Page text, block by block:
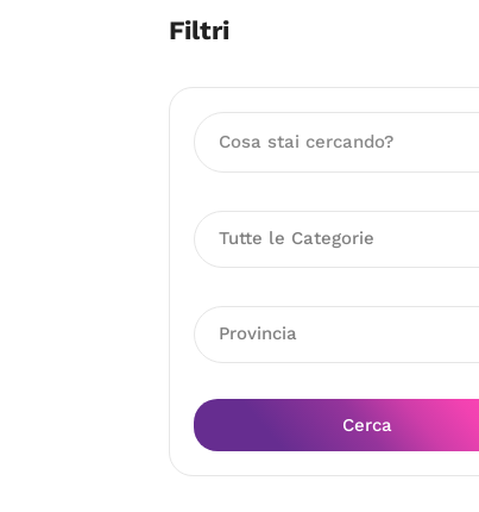
Filtri
Tutte le Categorie
Provincia
Cerca